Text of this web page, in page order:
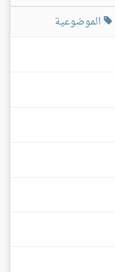
الموضوعية